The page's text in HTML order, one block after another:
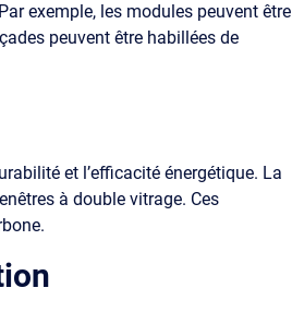
exemple, les modules peuvent être
peuvent être habillées de
et l’efficacité énergétique. La
à double vitrage. Ces